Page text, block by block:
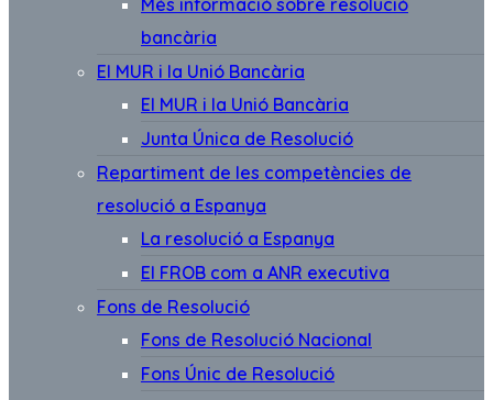
Més informació sobre resolució
bancària
El MUR i la Unió Bancària
El MUR i la Unió Bancària
Junta Única de Resolució
Repartiment de les competències de
resolució a Espanya
La resolució a Espanya
El FROB com a ANR executiva
Fons de Resolució
Fons de Resolució Nacional
Fons Únic de Resolució